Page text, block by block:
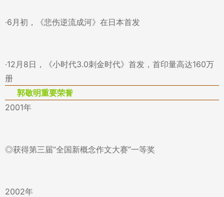
·6月初，《悲伤逆流成河》在日本首发
·12月8日，《小时代3.0刺金时代》首发，首印量高达160万
册
郭敬明重要荣誉
2001年
◎获得第三届“全国新概念作文大赛”一等奖
2002年